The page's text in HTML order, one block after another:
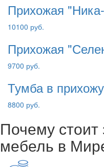
Прихожая
10100 руб.
Прихожая
9700 руб.
Тумба в
8800 руб.
Почему стоит
мебель в